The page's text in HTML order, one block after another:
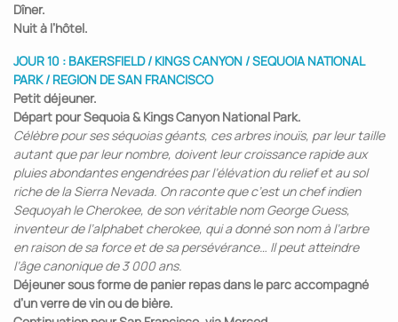
Dîner.
Nuit à l’hôtel.
JOUR 10 : BAKERSFIELD / KINGS CANYON / SEQUOIA NATIONAL
PARK / REGION DE SAN FRANCISCO
Petit déjeuner.
Départ pour Sequoia & Kings Canyon National Park.
Célèbre pour ses séquoias géants, ces arbres inouïs, par leur taille
autant que par leur nombre, doivent leur croissance rapide aux
pluies abondantes engendrées par l’élévation du relief et au sol
riche de la Sierra Nevada. On raconte que c’est un chef indien
Sequoyah le Cherokee, de son véritable nom George Guess,
inventeur de l’alphabet cherokee, qui a donné son nom à l’arbre
en raison de sa force et de sa persévérance… Il peut atteindre
l’âge canonique de 3 000 ans.
Déjeuner sous forme de panier repas dans le parc accompagné
d’un verre de vin ou de bière.